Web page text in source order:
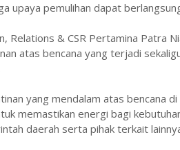
upaya pemulihan dapat
Relations & CSR Pertamina Patra
atas bencana yang terjadi
yang mendalam atas bencana
memastikan energi bagi
daerah serta pihak terkait